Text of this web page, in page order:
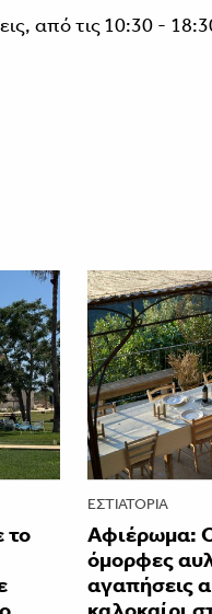
από τις 10:30 -
το
ΕΣΤΙΑΤΌΡΙΑ
Αφιέρωμα:
όμορφες
αγαπήσεις